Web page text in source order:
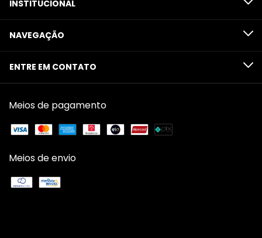
INSTITUCIONAL
NAVEGAÇÃO
ENTRE EM CONTATO
Meios de pagamento
Meios de envio